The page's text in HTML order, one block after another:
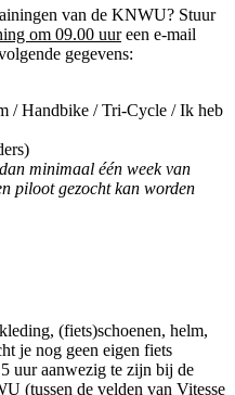
van de KNWU? Stuur
om 09.00 uureen e-mail
gegevens:
/ Handbike / Tri-Cycle / Ik heb
minimaal één week van
piloot gezocht kan worden
(fiets)schoenen, helm,
je nog geen eigen fiets
uur aanwezig te zijn bij de
(tussen de velden van Vitesse